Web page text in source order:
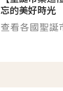
忘的美好時光
查看各國聖誕